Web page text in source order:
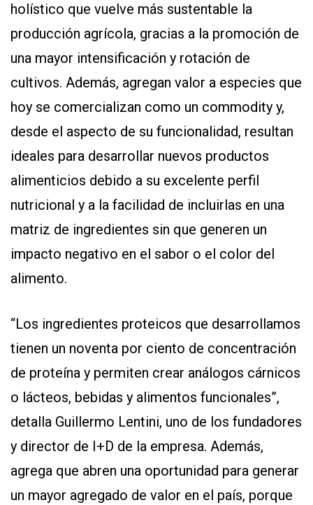
holístico que vuelve más sustentable la
producción agrícola, gracias a la promoción de
una mayor intensificación y rotación de
cultivos. Además, agregan valor a especies que
hoy se comercializan como un commodity y,
desde el aspecto de su funcionalidad, resultan
ideales para desarrollar nuevos productos
alimenticios debido a su excelente perfil
nutricional y a la facilidad de incluirlas en una
matriz de ingredientes sin que generen un
impacto negativo en el sabor o el color del
alimento.
“Los ingredientes proteicos que desarrollamos
tienen un noventa por ciento de concentración
de proteína y permiten crear análogos cárnicos
o lácteos, bebidas y alimentos funcionales”,
detalla Guillermo Lentini, uno de los fundadores
y director de I+D de la empresa. Además,
agrega que abren una oportunidad para generar
un mayor agregado de valor en el país, porque